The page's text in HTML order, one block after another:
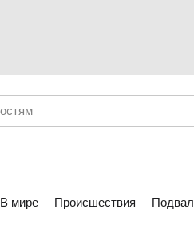
В мире Происшествия Подвал